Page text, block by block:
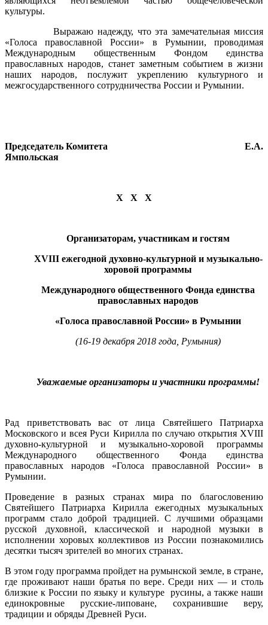
культуры.
Выражаю надежду, что эта замечательная миссия
«Голоса православной России» в Румынии, проводимая
Международным общественным Фондом единства
православных народов, станет заметным событием в жизни
наших народов, послужит укреплению культурного и
межгосударственного сотрудничества России и Румынии.
Председатель Комитета Е.А.
Ямпольская
Х Х Х
Организаторам, участникам и гостям
XVIIIежегодной духовно-культурной и музыкально-
хоровой программы
Международного общественного Фонда единства
православных народов
«Голоса православной России» в Румынии
(16-19 декабря 2018 года, Румыния)
Уважаемые организаторы и участники программы!
Рад приветствовать вас от лица Святейшего Патриарха
Московского и всея Руси Кирилла по случаю открытия XVIII
духовно-культурной и музыкально-хоровой программы
Международного общественного Фонда единства
православных народов «Голоса православной России» в
Румынии.
Проведение в разных странах мира по благословению
Святейшего Патриарха Кирилла ежегодных музыкальных
программ стало доброй традицией. С лучшими образцами
русской духовной, классической и народной музыки в
исполнении хоровых коллективов из России познакомились
десятки тысяч зрителей во многих странах.
В этом году программа пройдет на румынской земле, в стране,
где проживают наши братья по вере. Среди них — и столь
близкие к России по языку и культуре русины, а также наши
единокровные русские-липоване, сохранившие веру,
традиции и обряды Древней Руси.